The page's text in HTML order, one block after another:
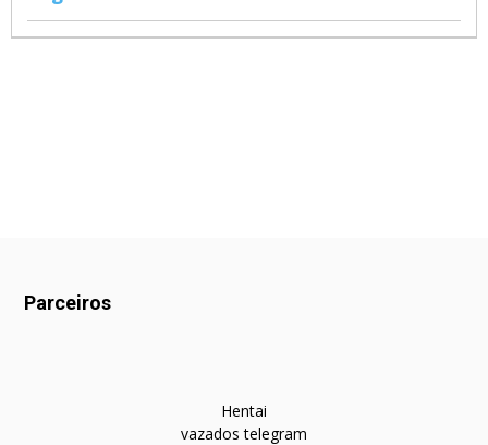
Parceiros
Hentai
vazados telegram